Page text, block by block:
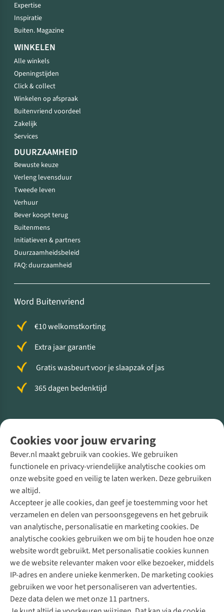
Cookies voor jouw ervaring
Bever.nl maakt gebruik van cookies. We gebruiken
functionele en privacy-vriendelijke analytische cookies om
onze website goed en veilig te laten werken. Deze gebruiken
we altijd.
Accepteer je alle cookies, dan geef je toestemming voor het
verzamelen en delen van persoonsgegevens en het gebruik
van analytische, personalisatie en marketing cookies. De
analytische cookies gebruiken we om bij te houden hoe onze
website wordt gebruikt. Met personalisatie cookies kunnen
we de website relevanter maken voor elke bezoeker, middels
IP-adres en andere unieke kenmerken. De marketing cookies
gebruiken we voor het personaliseren van advertenties.
Deze data delen we met onze 11 partners.
Expertise
Inspiratie
Buiten. Magazine
WINKELEN
Alle winkels
Openingstijden
Click & collect
Winkelen op afspraak
Buitenvriend voordeel
Zakelijk
Services
DUURZAAMHEID
Bewuste keuze
Verleng levensduur
Tweede leven
Verhuur
Bever koopt terug
Buitenmens
Initiatieven & partners
Duurzaamheidsbeleid
FAQ: duurzaamheid
Word Buitenvriend
€10 welkomstkorting
Extra jaar garantie
Gratis wasbeurt voor je slaapzak of jas
365 dagen bedenktijd
Direct advies van een Buitenexpert
+31 (0)85 888 50 88
+31 6 12 28 49 80
Contactformulier